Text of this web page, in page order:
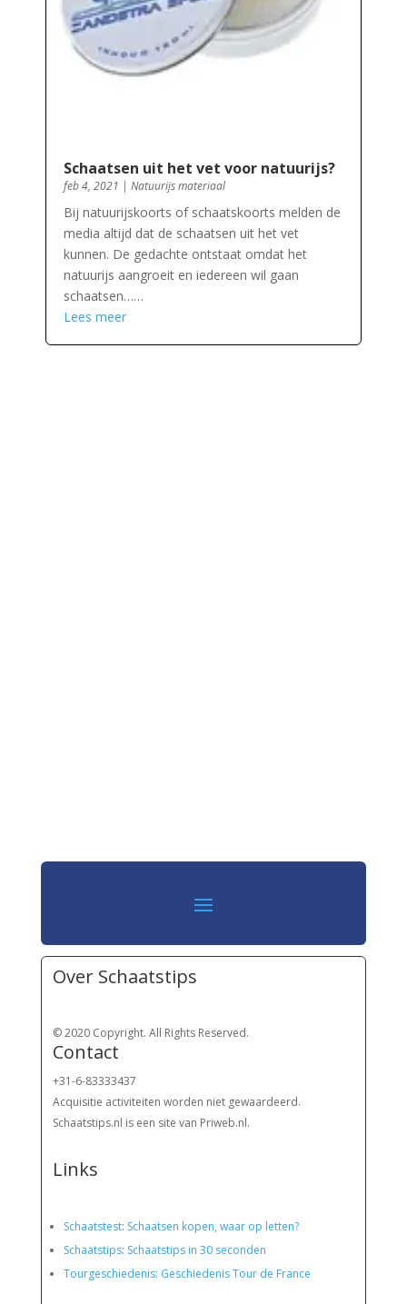
Schaatsen uit het vet voor natuurijs?
feb 4, 2021 | Natuurijs materiaal
Bij natuurijskoorts of schaatskoorts melden de
media altijd dat de schaatsen uit het vet
kunnen. De gedachte ontstaat omdat het
natuurijs aangroeit en iedereen wil gaan
schaatsen……
Lees meer
Over Schaatstips
© 2020 Copyright. All Rights Reserved.
Contact
+31-6-83333437
Acquisitie activiteiten worden niet gewaardeerd.
Schaatstips.nl is een site van Priweb.nl.
Links
Schaatstest: Schaatsen kopen, waar op letten?
Schaatstips: Schaatstips in 30 seconden
Tourgeschiedenis: Geschiedenis Tour de France